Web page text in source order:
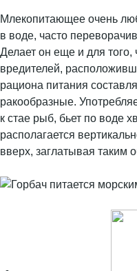
Млекопитающее очень
в воде, часто
Делает он еще и для того,
вредителей,
рациона питания
ракообразные.
к стае рыб, бьет по воде
располагается
вверх, заглатывая таким